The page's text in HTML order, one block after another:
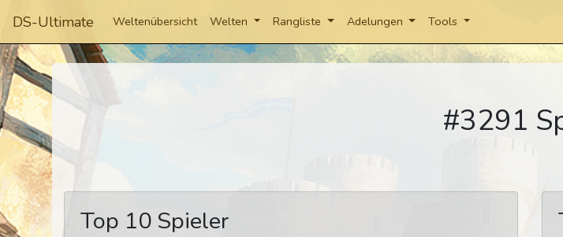
DS-Ultimate Weltenübersicht Welten Rangliste Adelungen Tools
#3291
Top 10 Spieler